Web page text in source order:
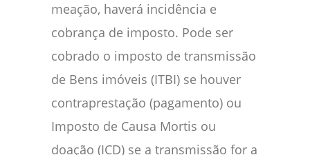
meação, haverá incidência e
cobrança de imposto. Pode ser
cobrado o imposto de transmissão
de Bens imóveis (ITBI) se houver
contraprestação (pagamento) ou
Imposto de Causa Mortis ou
doação (ICD) se a transmissão for a